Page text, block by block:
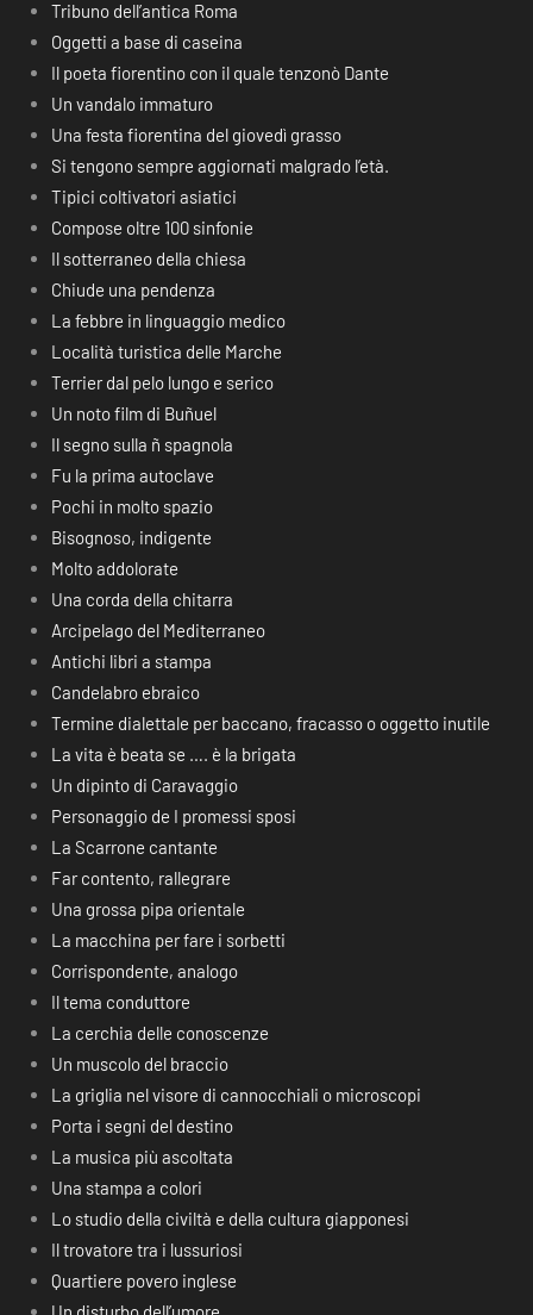
Tribuno dell’antica Roma
Oggetti a base di caseina
Il poeta fiorentino con il quale tenzonò Dante
Un vandalo immaturo
Una festa fiorentina del giovedì grasso
Si tengono sempre aggiornati malgrado l’età.
Tipici coltivatori asiatici
Compose oltre 100 sinfonie
Il sotterraneo della chiesa
Chiude una pendenza
La febbre in linguaggio medico
Località turistica delle Marche
Terrier dal pelo lungo e serico
Un noto film di Buñuel
Il segno sulla ñ spagnola
Fu la prima autoclave
Pochi in molto spazio
Bisognoso, indigente
Molto addolorate
Una corda della chitarra
Arcipelago del Mediterraneo
Antichi libri a stampa
Candelabro ebraico
Termine dialettale per baccano, fracasso o oggetto inutile
La vita è beata se …. è la brigata
Un dipinto di Caravaggio
Personaggio de I promessi sposi
La Scarrone cantante
Far contento, rallegrare
Una grossa pipa orientale
La macchina per fare i sorbetti
Corrispondente, analogo
Il tema conduttore
La cerchia delle conoscenze
Un muscolo del braccio
La griglia nel visore di cannocchiali o microscopi
Porta i segni del destino
La musica più ascoltata
Una stampa a colori
Lo studio della civiltà e della cultura giapponesi
Il trovatore tra i lussuriosi
Quartiere povero inglese